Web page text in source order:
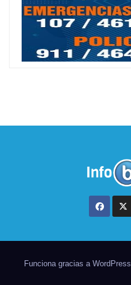
Funciona gracias a WordPress